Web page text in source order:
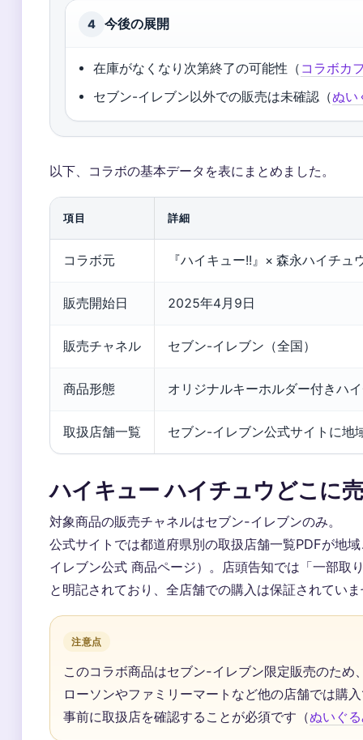
4 今後の展開
在庫がなくなり次第終了の可能性（ コラボカ
セブン-イレブン以外での販売は未確認（ぬい
以下、コラボの基本データを表にまとめました。
項目 詳細
コラボ元 『ハイキュー!!』× 森永ハイチュ
販売開始日 2025年4月9日
販売チャネル セブン-イレブン（全国）
商品形態 オリジナルキーホルダー付きハ
取扱店舗一覧 セブン-イレブン公式サイトに地
ハイキュー ハイチュウどこに
対象商品の販売チャネルはセブン-イレブンのみ。
公式サイトでは都道府県別の取扱店舗一覧PDFが地
イレブン公式 商品ページ）。店頭告知では「一部取
と明記されており、全店舗での購入は保証されてい
注意点
このコラボ商品はセブン-イレブン限定販売のため
ローソンやファミリーマートなど他の店舗では購
事前に取扱店を確認することが必須です（ぬいぐ